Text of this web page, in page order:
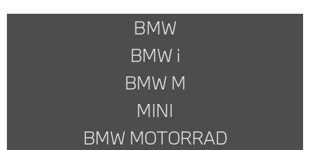
BMW
BMW i
BMW M
MINI
BMW MOTORRAD